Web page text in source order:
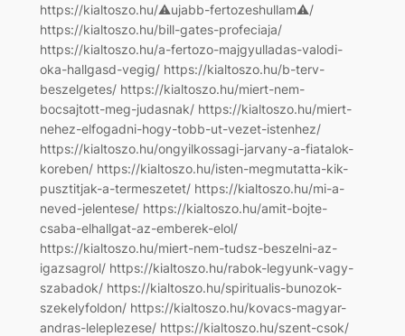
https://kialtoszo.hu/⚠ujabb-fertozeshullam⚠/
https://kialtoszo.hu/bill-gates-profeciaja/
https://kialtoszo.hu/a-fertozo-majgyulladas-valodi-
oka-hallgasd-vegig/ https://kialtoszo.hu/b-terv-
beszelgetes/ https://kialtoszo.hu/miert-nem-
bocsajtott-meg-judasnak/ https://kialtoszo.hu/miert-
nehez-elfogadni-hogy-tobb-ut-vezet-istenhez/
https://kialtoszo.hu/ongyilkossagi-jarvany-a-fiatalok-
koreben/ https://kialtoszo.hu/isten-megmutatta-kik-
pusztitjak-a-termeszetet/ https://kialtoszo.hu/mi-a-
neved-jelentese/ https://kialtoszo.hu/amit-bojte-
csaba-elhallgat-az-emberek-elol/
https://kialtoszo.hu/miert-nem-tudsz-beszelni-az-
igazsagrol/ https://kialtoszo.hu/rabok-legyunk-vagy-
szabadok/ https://kialtoszo.hu/spiritualis-bunozok-
szekelyfoldon/ https://kialtoszo.hu/kovacs-magyar-
andras-leleplezese/ https://kialtoszo.hu/szent-csok/